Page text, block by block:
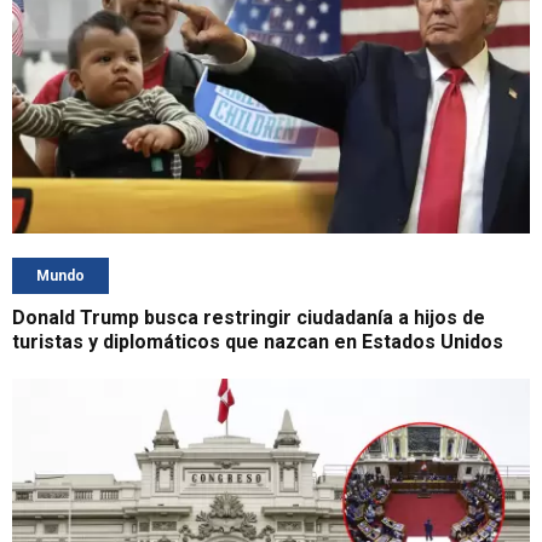
Mundo
Donald Trump busca restringir ciudadanía a hijos de
turistas y diplomáticos que nazcan en Estados Unidos